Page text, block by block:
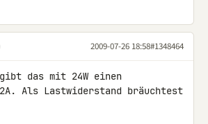
2009-07-26 18:58#1348464
das mit 24W einen
2A. Als Lastwiderstand bräuchtest